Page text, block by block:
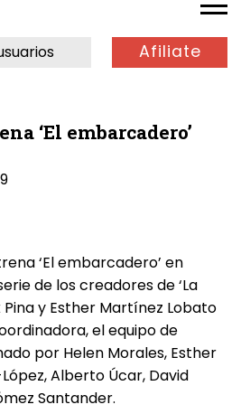
Afiliate
‘El embarcadero’
‘El embarcadero’ en
de los creadores de‘La
Pinay Esther Martínez Lobato
el equipo de
por Helen Morales, Esther
Alberto Úcar, David
Santander.